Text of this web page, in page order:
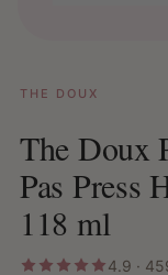
THE DOUX
The Doux
Pas Press
118 ml
4.9 ·